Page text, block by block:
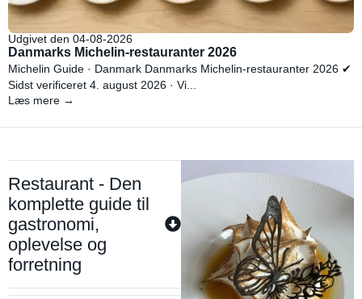
Udgivet den 04-08-2026
Danmarks Michelin-restauranter 2026
Michelin Guide · Danmark Danmarks Michelin-restauranter 2026 ✔
Sidst verificeret 4. august 2026 · Vi...
Læs mere →
Restaurant - Den
komplette guide til
gastronomi,
oplevelse og
forretning